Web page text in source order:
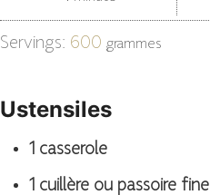
Servings: 600 grammes
Ustensiles
1 casserole
1 cuillère ou passoire fine